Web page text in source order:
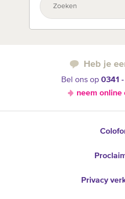
Heb je
Bel ons op 0341
neem online
Privacy